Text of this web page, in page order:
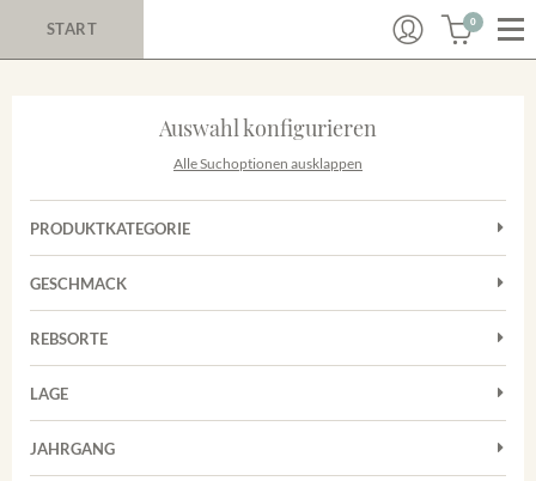
START 0
Auswahl konfigurieren
Alle Suchoptionen ausklappen
PRODUKTKATEGORIE
Cuvées
Rosé
Weißwein
GESCHMACK
Trocken
REBSORTE
Chardonnay
Grauburgunder
LAGE
Achkarrer Schlossberg
JAHRGANG